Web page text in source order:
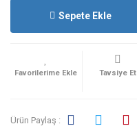
Sepete Ekle
Tavsiye Et
Ürün Paylaş :